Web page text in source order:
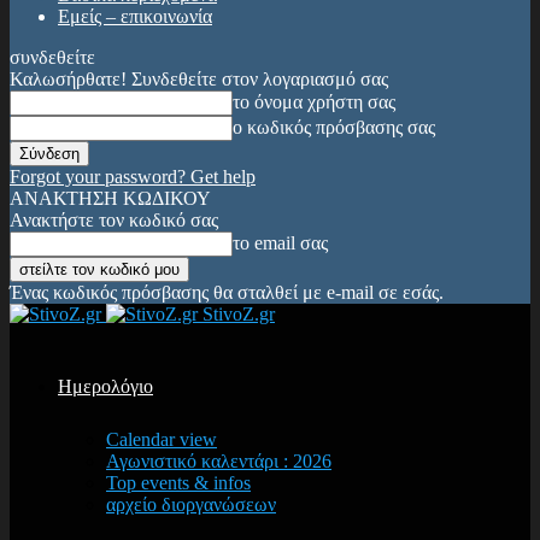
Εμείς – επικοινωνία
συνδεθείτε
Καλωσήρθατε! Συνδεθείτε στον λογαριασμό σας
το όνομα χρήστη σας
ο κωδικός πρόσβασης σας
Forgot your password? Get help
ΑΝΑΚΤΗΣΗ ΚΩΔΙΚΟΥ
Ανακτήστε τον κωδικό σας
το email σας
Ένας κωδικός πρόσβασης θα σταλθεί με e-mail σε εσάς.
StivoZ.gr
Ημερολόγιο
Calendar view
Αγωνιστικό καλεντάρι : 2026
Top events & infos
αρχείο διοργανώσεων